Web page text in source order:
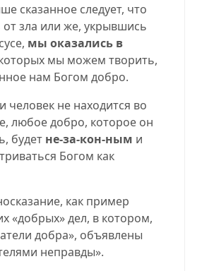
сказанное следует, что
зла или же, укрывшись
мы оказались в
мы можем творить,
нам Богом добро.
человек не находится во
любое добро, которое он
будет не-за-кон-ным и
Богом как
как пример
«добрых» дел, в котором,
добра», объявлены
неправды».